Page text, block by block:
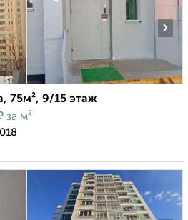
›
75м², 9/15 этаж
за м²